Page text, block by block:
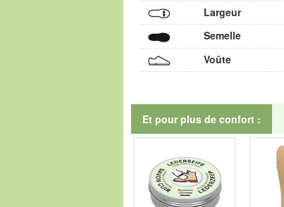
Largeur
Semelle
Voûte
Et pour plus de confort :